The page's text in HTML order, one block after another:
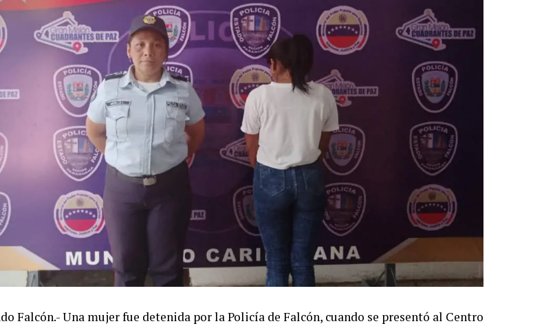
Falcón.- Una mujer fue detenida por la Policía de Falcón, cuando se presentó al Centro